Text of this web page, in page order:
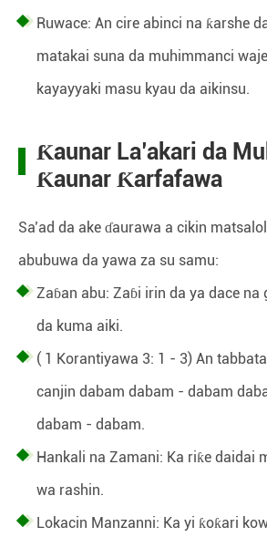
Ruwace: An cire abinci na ƙarshe
matakai suna da muhimmanci
kayayyaki masu kyau da aikinsu.
Ƙaunar La’akari da
Ƙaunar Ƙarfafawa
Sa’ad da ake ɗaurawa a cikin
abubuwa da yawa za su samu:
Zaɓan abu: Zaɓi irin da ya dace na
da kuma aiki.
( 1 Korantiyawa 3: 1 - 3) An
canjin dabam dabam - dabam
dabam - dabam.
Hankali na Zamani: Ka riƙe daidai
wa rashin.
Lokacin Manzanni: Ka yi ƙoƙari